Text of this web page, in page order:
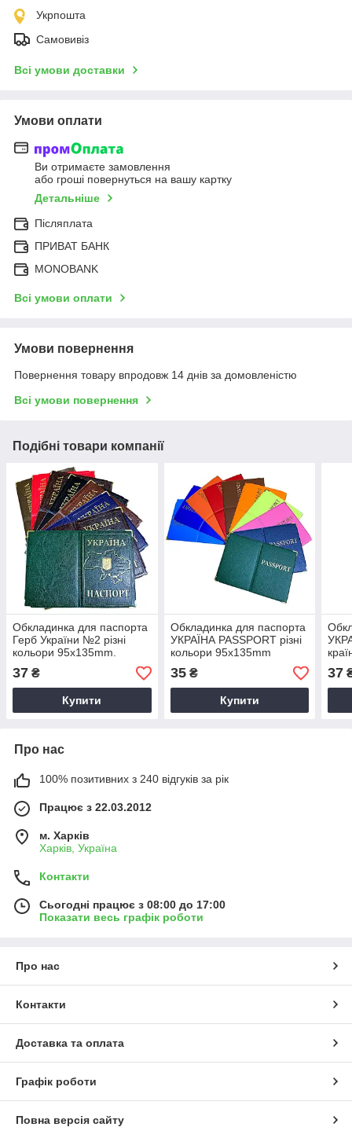
Укрпошта
Самовивіз
Всі умови доставки
Умови оплати
Ви отримаєте замовлення
або гроші повернуться на вашу картку
Детальніше
Післяплата
ПРИВАТ БАНК
MONOBANK
Всі умови оплати
Умови повернення
Повернення товару впродовж 14 днів за домовленістю
Всі умови повернення
Подібні товари компанії
Обкладинка для паспорта
Герб України №2 різні
кольори 95х135mm.
37 ₴
Купити
Обкладинка для паспорта
УКРАЇНА PASSPORT різні
кольори 95х135mm
35₴
Купити
37
Про нас
100% позитивних з 240 відгуків за рік
Працює з 22.03.2012
м. Харків
Харків, Україна
Контакти
Сьогодні працює з 08:00 до 17:00
Показати весь графік роботи
Про нас
Контакти
Доставка та оплата
Графік роботи
Повна версія сайту